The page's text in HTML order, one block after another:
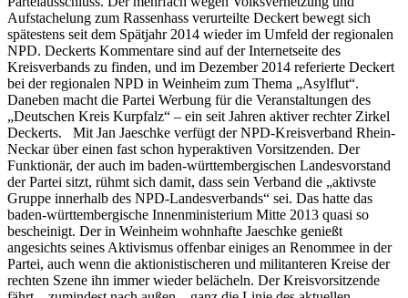
Aufstachelung zum Rassenhass verurteilte Deckert bewegt sich
spätestens seit dem Spätjahr 2014 wieder im Umfeld der regionalen
NPD. Deckerts Kommentare sind auf der Internetseite des
Kreisverbands zu finden, und im Dezember 2014 referierte Deckert
bei der regionalen NPD in Weinheim zum Thema „Asylflut“.
Daneben macht die Partei Werbung für die Veranstaltungen des
„Deutschen Kreis Kurpfalz“ – ein seit Jahren aktiver rechter Zirkel
Deckerts. Mit Jan Jaeschke verfügt der NPD-Kreisverband Rhein-
Neckar über einen fast schon hyperaktiven Vorsitzenden. Der
Funktionär, der auch im baden-württembergischen Landesvorstand
der Partei sitzt, rühmt sich damit, dass sein Verband die „aktivste
Gruppe innerhalb des NPD-Landesverbands“ sei. Das hatte das
baden-württembergische Innenministerium Mitte 2013 quasi so
bescheinigt. Der in Weinheim wohnhafte Jaeschke genießt
angesichts seines Aktivismus offenbar einiges an Renommee in der
Partei, auch wenn die aktionistischeren und militanteren Kreise der
rechten Szene ihn immer wieder belächeln. Der Kreisvorsitzende